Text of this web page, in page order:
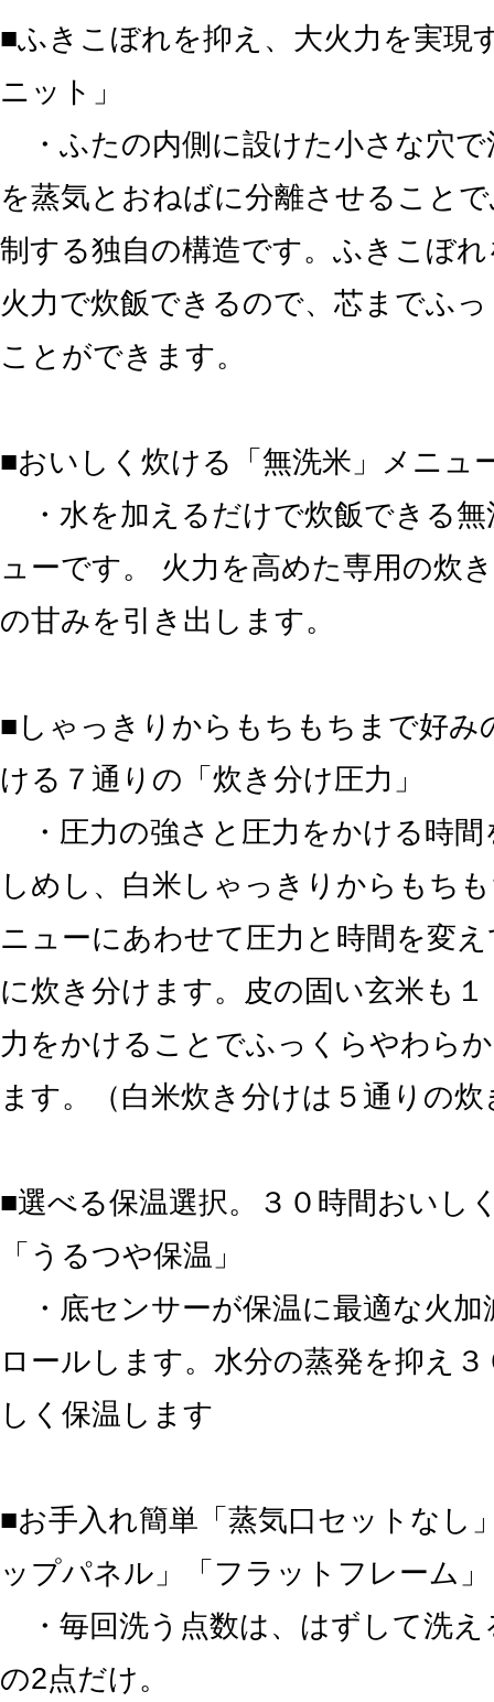
■ふきこぼれを抑え、大火力を実現
ニット」
・ふたの内側に設けた小さな穴で
を蒸気とおねばに分離させること
制する独自の構造です。ふきこぼ
火力で炊飯できるので、芯までふ
ことができます。
■おいしく炊ける「無洗米」メニュ
・水を加えるだけで炊飯できる無
ューです。 火力を高めた専用の炊
の甘みを引き出します。
■しゃっきりからもちもちまで好み
ける７通りの「炊き分け圧力」
・圧力の強さと圧力をかける時間
しめし、白米しゃっきりからもち
ニューにあわせて圧力と時間を変
に炊き分けます。皮の固い玄米も
力をかけることでふっくらやわら
ます。（白米炊き分けは５通りの炊
■選べる保温選択。３０時間おいし
「うるつや保温」
・底センサーが保温に最適な火加
ロールします。水分の蒸発を抑え
しく保温します
■お手入れ簡単「蒸気口セットなし
ップパネル」「フラットフレーム」
・毎回洗う点数は、はずして洗え
の2点だけ。